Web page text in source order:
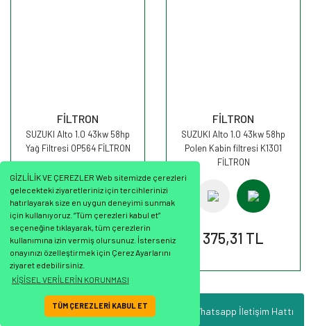
GİZLİLİK VE ÇEREZLER Web sitemizde çerezleri
gelecekteki ziyaretleriniz için tercihlerinizi
hatırlayarak size en uygun deneyimi sunmak
için kullanıyoruz. “Tüm çerezleri kabul et”
seçeneğine tıklayarak, tüm çerezlerin
kullanımına izin vermiş olursunuz. İsterseniz
onayınızı özelleştirmek için Çerez Ayarlarını
ziyaret edebilirsiniz.
KİŞİSEL VERİLERİN KORUNMASI
TÜM ÇEREZLERİ KABUL ET Whatsapp İletişim Hattı
FİLTRON
SUZUKI Alto 1.0 43kw 58hp
Yağ Filtresi OP564 FİLTRON
227,79 TL
FİLTRON
SUZUKI Alto 1.0 43kw 58hp
Polen Kabin filtresi K1301
FİLTRON
375,31 TL